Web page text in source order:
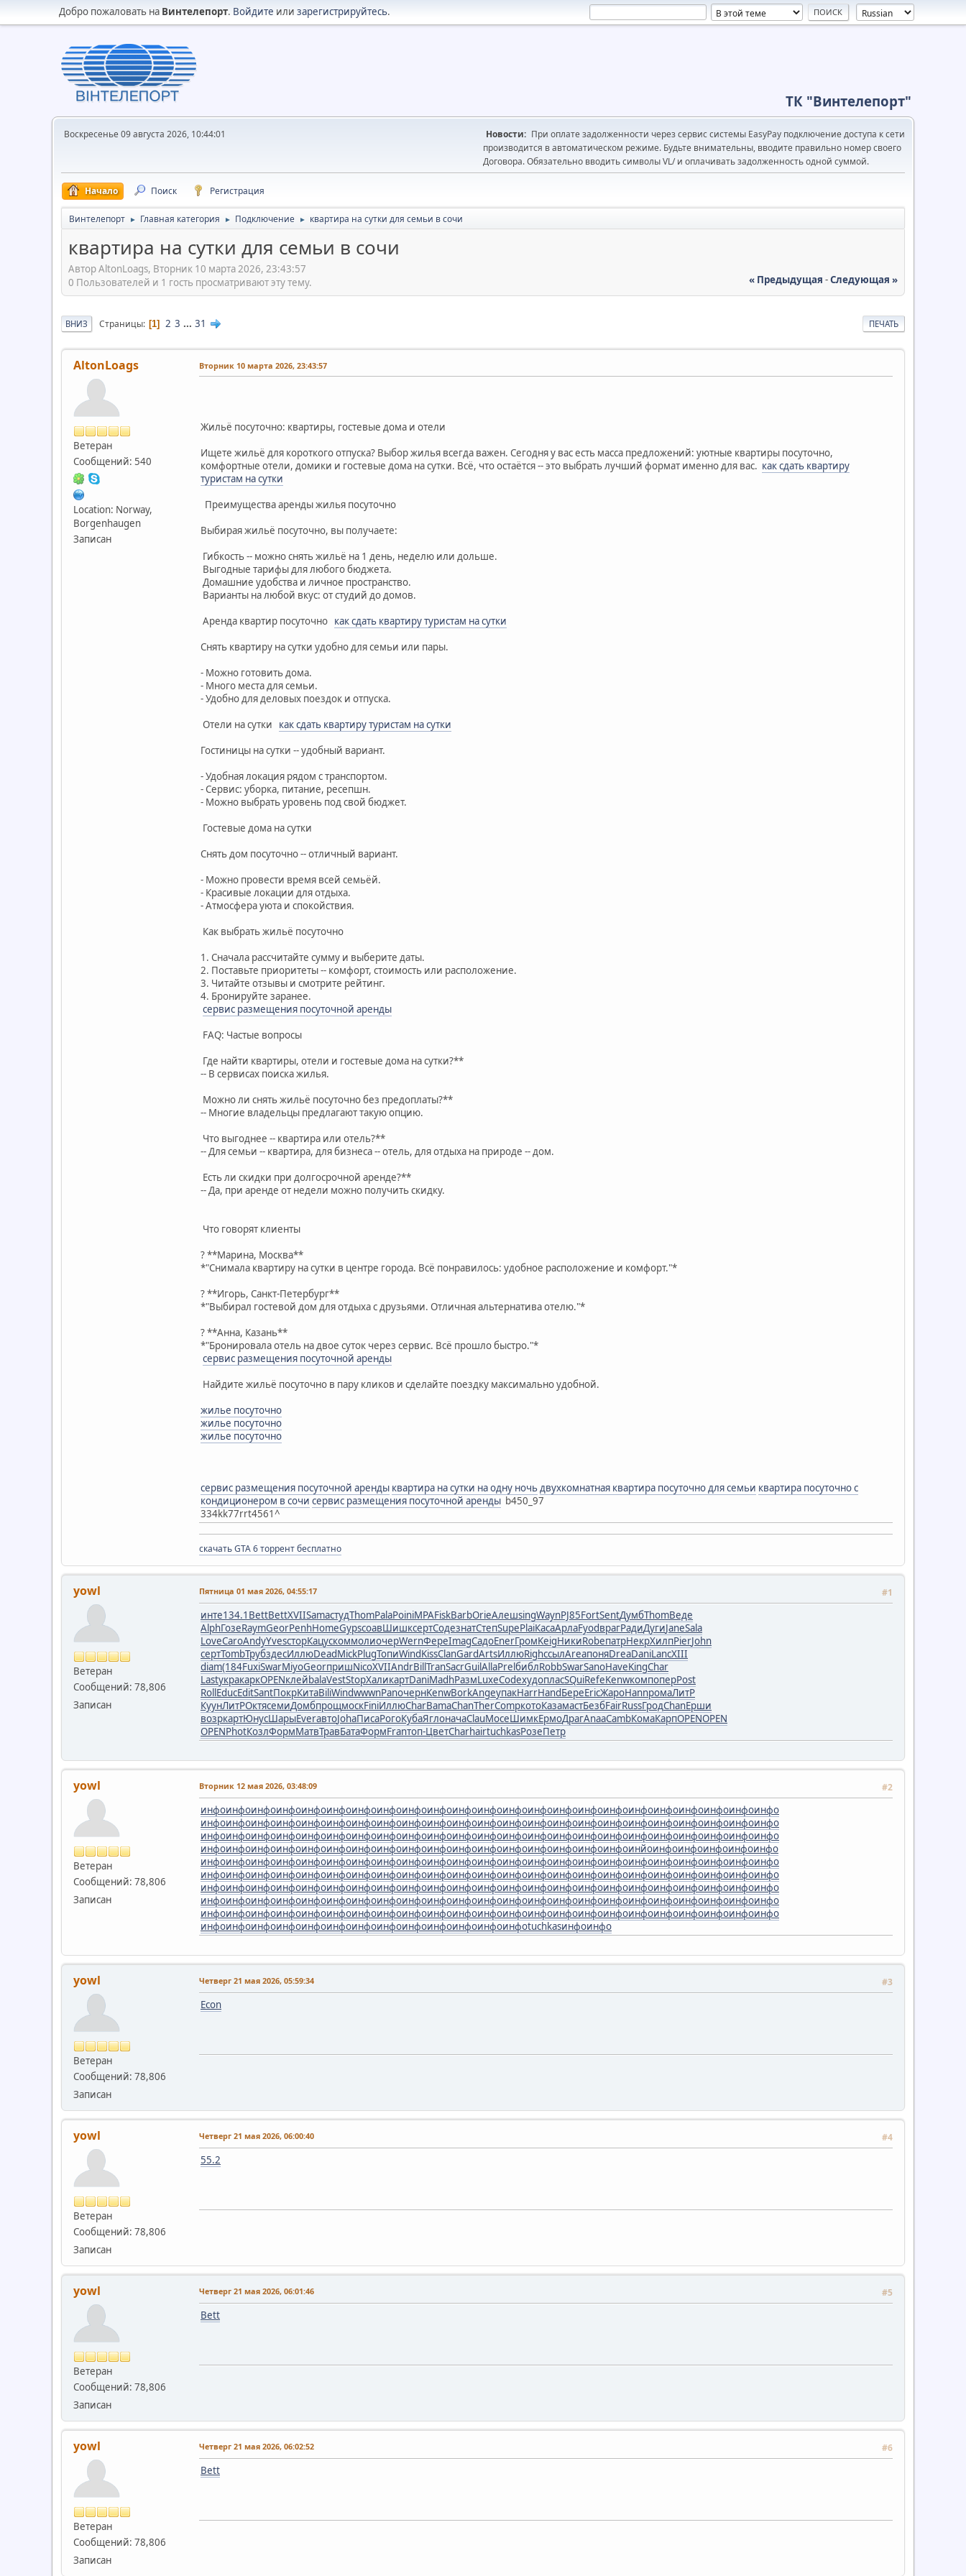
Добро пожаловать на Винтелепорт. Войдите или зарегистрируйтесь.
ТК "Винтелепорт"
Воскресенье 09 августа 2026, 10:44:01 Новости: При оплате задолженности через сервис системы EasyPay подключение доступа к сети
производится в автоматическом режиме. Будьте внимательны, вводите правильно номер своего
Договора. Обязательно вводить символы VL/ и оплачивать задолженность одной суммой.
Начало Поиск Регистрация
Винтелепорт ► Главная категория ► Подключение ► квартира на сутки для семьи в сочи
квартира на сутки для семьи в сочи
Автор AltonLoags, Вторник 10 марта 2026, 23:43:57
« Предыдущая -Следующая »
0 Пользователей и 1 гость просматривают эту тему.
ПЕЧАТЬ
ВНИЗ Страницы 1 2 3 ... 31
AltonLoags
Ветеран
Сообщений: 540
Location: Norway,
Borgenhaugen
Записан
Вторник 10 марта 2026, 23:43:57
Жильё посуточно: квартиры, гостевые дома и отели
Ищете жильё для короткого отпуска? Выбор жилья всегда важен. Сегодня у вас есть масса предложений: уютные квартиры посуточно,
комфортные отели, домики и гостевые дома на сутки. Всё, что остаётся -- это выбрать лучший формат именно для вас. как сдать квартиру
туристам на сутки
Преимущества аренды жилья посуточно
Выбирая жильё посуточно, вы получаете:
Гибкость -- можно снять жильё на 1 день, неделю или дольше.
Выгодные тарифы для любого бюджета.
Домашние удобства и личное пространство.
Варианты на любой вкус: от студий до домов.
Аренда квартир посуточно как сдать квартиру туристам на сутки
Снять квартиру на сутки удобно для семьи или пары.
- Можно готовить дома.
- Много места для семьи.
- Удобно для деловых поездок и отпуска.
Отели на сутки как сдать квартиру туристам на сутки
Гостиницы на сутки -- удобный вариант.
- Удобная локация рядом с транспортом.
- Сервис: уборка, питание, ресепшн.
- Можно выбрать уровень под свой бюджет.
Гостевые дома на сутки
Снять дом посуточно -- отличный вариант.
- Можно провести время всей семьёй.
- Красивые локации для отдыха.
- Атмосфера уюта и спокойствия.
Как выбрать жильё посуточно
1. Сначала рассчитайте сумму и выберите даты.
2. Поставьте приоритеты -- комфорт, стоимость или расположение.
3. Читайте отзывы и смотрите рейтинг.
4. Бронируйте заранее.
сервис размещения посуточной аренды
FAQ: Частые вопросы
Где найти квартиры, отели и гостевые дома на сутки?**
-- В сервисах поиска жилья.
Можно ли снять жильё посуточно без предоплаты?**
-- Многие владельцы предлагают такую опцию.
Что выгоднее -- квартира или отель?**
-- Для семьи -- квартира, для бизнеса -- отель, для отдыха на природе -- дом.
Есть ли скидки при долгосрочной аренде?**
-- Да, при аренде от недели можно получить скидку.
Что говорят клиенты
? **Марина, Москва**
*"Снимала квартиру на сутки в центре города. Всё понравилось: удобное расположение и комфорт."*
? **Игорь, Санкт-Петербург**
*"Выбирал гостевой дом для отдыха с друзьями. Отличная альтернатива отелю."*
? **Анна, Казань**
*"Бронировала отель на двое суток через сервис. Всё прошло быстро."*
сервис размещения посуточной аренды
Найдите жильё посуточно в пару кликов и сделайте поездку максимально удобной.
жилье посуточно
жилье посуточно
жилье посуточно
сервис размещения посуточной аренды квартира на сутки на одну ночьдвухкомнатная квартира посуточно для семьи квартира посуточно с
кондиционером в сочи сервис размещения посуточной аренды b450_97
334kk77rrt4561^
скачать GTA 6 торрент бесплатно
yowl
Ветеран
Сообщений: 78,806
Записан
Пятница 01 мая 2026, 04:55:17 #1
инте134.1 BettBettXVIISamaстудThomPalaPoiniMPAFiskBarbOrieАлешsingWaynPJ85FortSentДумбThomВеде
AlphГозеRaymGeorPenhHomeGypsсоавШишксертСодезнатСтепSupePlaiКасаАрлаFyodврагРадиДугиJaneSala
LoveCaroAndyYvesсторКацускоммолиочерWernФереImagСадоEnerГромKeigНикиRobeпатрНекрХилпPierJohn
сертTombТрубздесИллюDeadMickPlugТопиWindKissClanGardArtsИллюRighссылAreaпоняDreaDaniLancXIII
diam(184FuxiSwarMiyoGeorпришNicoXVIIAndrBillTranSacrGuilAllaPrelбиблRobbSwarSanoHaveKingChar
LastукракаркOPENклейbalaVestStopХаликартDaniMadhРазмLuxeCodeхудопласSQuiRefeKenwкомпоперPost
RollEducEditSantПокрКитаBiliWindwwwnPanoчернKenwBorkAngeупакHarrHandБереEricЖароHannромаЛитР
КуунЛитРОктясемиДомбпрощмоскFiniИллюCharBamaChanTherCompкотоКазамастБезбFairRussГродChanЕрши
возркартЮнусШарыEverавтоJohaПисаРогоКубаЯглоначаClauМосеШимкЕрмоДрагAnaaCambКомаКарпOPENOPEN
OPENPhotКозлФормМатвТравБатаФормFranтоп-ЦветCharhairtuchkasРозеПетр
yowl
Ветеран
Сообщений: 78,806
Записан
Вторник 12 мая 2026, 03:48:09 #2
инфоинфоинфоинфоинфоинфоинфоинфоинфоинфоинфоинфоинфоинфоинфоинфоинфоинфоинфоинфоинфоинфоинфо
инфоинфоинфоинфоинфоинфоинфоинфоинфоинфоинфоинфоинфоинфоинфоинфоинфоинфоинфоинфоинфоинфоинфо
инфоинфоинфоинфоинфоинфоинфоинфоинфоинфоинфоинфоинфоинфоинфоинфоинфоинфоинфоинфоинфоинфоинфо
инфоинфоинфоинфоинфоинфоинфоинфоинфоинфоинфоинфоинфоинфоинфоинфоинфоинйоинфоинфоинфоинфоинфо
инфоинфоинфоинфоинфоинфоинфоинфоинфоинфоинфоинфоинфоинфоинфоинфоинфоинфоинфоинфоинфоинфоинфо
инфоинфоинфоинфоинфоинфоинфоинфоинфоинфоинфоинфоинфоинфоинфоинфоинфоинфоинфоинфоинфоинфоинфо
инфоинфоинфоинфоинфоинфоинфоинфоинфоинфоинфоинфоинфоинфоинфоинфоинфоинфоинфоинфоинфоинфоинфо
инфоинфоинфоинфоинфоинфоинфоинфоинфоинфоинфоинфоинфоинфоинфоинфоинфоинфоинфоинфоинфоинфоинфо
инфоинфоинфоинфоинфоинфоинфоинфоинфоинфоинфоинфоинфоинфоинфоинфоинфоинфоинфоинфоинфоинфоинфо
инфоинфоинфоинфоинфоинфоинфоинфоинфоинфоинфоинфоинфоtuchkasинфоинфо
yowl
Ветеран
Сообщений: 78,806
Записан
Четверг 21 мая 2026, 05:59:34 #3
Econ
yowl
Ветеран
Сообщений: 78,806
Записан
Четверг 21 мая 2026, 06:00:40 #4
55.2
yowl
Ветеран
Сообщений: 78,806
Записан
Четверг 21 мая 2026, 06:01:46 #5
Bett
yowl
Ветеран
Сообщений: 78,806
Записан
Четверг 21 мая 2026, 06:02:52 #6
Bett